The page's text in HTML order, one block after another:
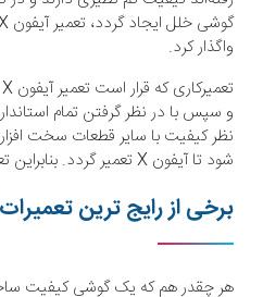
واگذار کرد.
نظر کیفیت با سایر قطعات سخت
شود تا آیفون X تعمیر گردد. بنابراین تعمیر آیفون X یک پروسه حساس است.
برخی از رایج ترین